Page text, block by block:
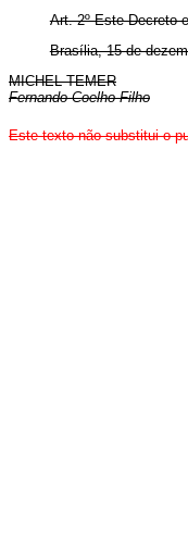
Art. 2º Este Decreto
Brasília, 15 de
MICHEL TEMER
Fernando Coelho Filho
Este texto não substitui o